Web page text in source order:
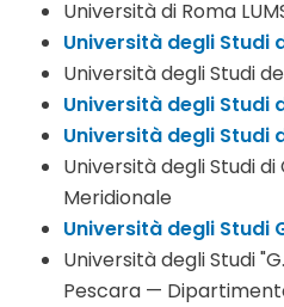
Università di Roma
Università degli Studi
Università degli Studi
Università degli Studi
Università degli Studi
Università degli Studi di
Meridionale
Università degli Studi
Università degli Studi
Pescara —